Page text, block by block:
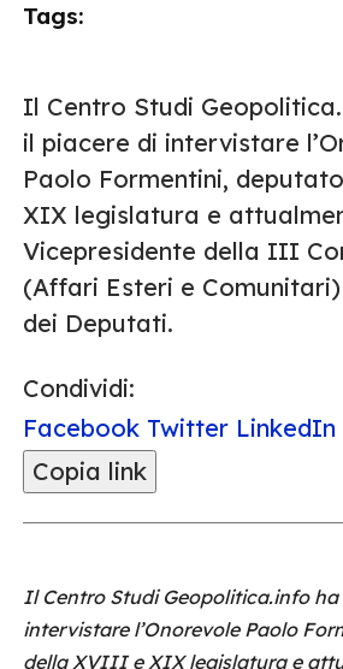
Tags:
Il Centro Studi
il piacere di intervistare
Paolo Formentini,
XIX legislatura e
Vicepresidente della III
(Affari Esteri e
dei Deputati.
Condividi:
Facebook Twitter LinkedIn
Copia link
Il Centro Studi Geopolitica.info
intervistare l’Onorevole Paolo
della XVIII e XIX legislatura e